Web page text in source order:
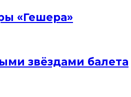
«Гешера»
звёздами балета